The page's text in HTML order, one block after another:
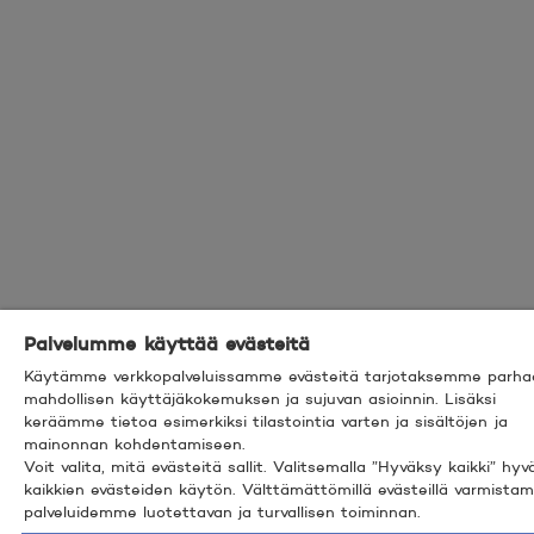
Palvelumme käyttää evästeitä
Käytämme verkkopalveluissamme evästeitä tarjotaksemme
mahdollisen käyttäjäkokemuksen ja sujuvan asioinnin. Lisäksi
keräämme tietoa esimerkiksi tilastointia varten ja sisältöjen ja
mainonnan kohdentamiseen.
Voit valita, mitä evästeitä sallit. Valitsemalla ”Hyväksy kaikki”
kaikkien evästeiden käytön. Välttämättömillä evästeillä
palveluidemme luotettavan ja turvallisen toiminnan.